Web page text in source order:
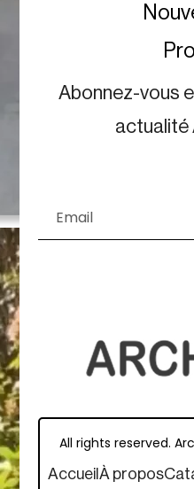
Abonnez-vous
actualité
All rights reserved.
Accueil À propos